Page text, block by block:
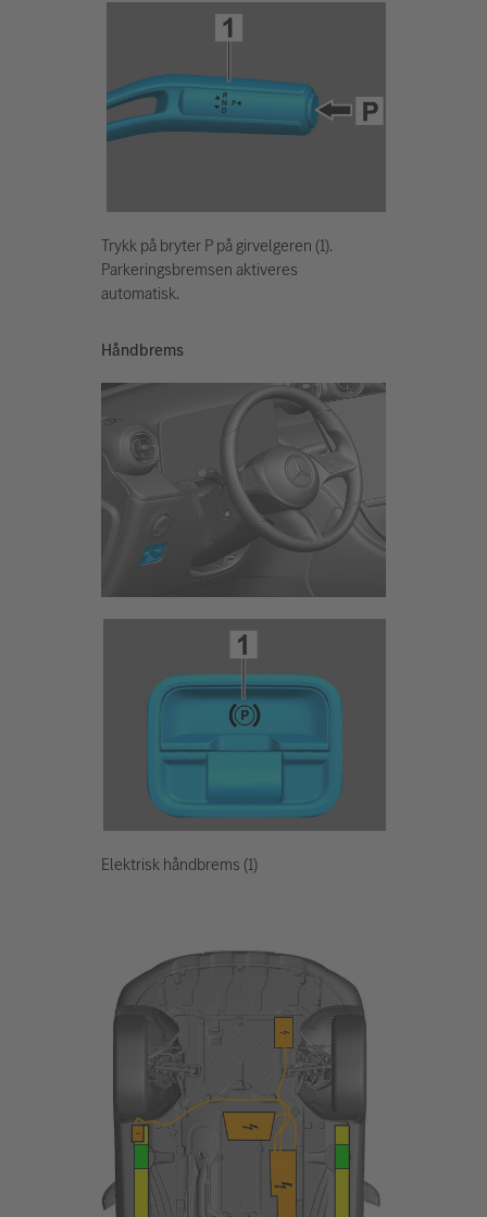
Trykk på bryter P på girvelgeren (1).
Parkeringsbremsen aktiveres
automatisk.
Håndbrems
Elektrisk håndbrems (1)